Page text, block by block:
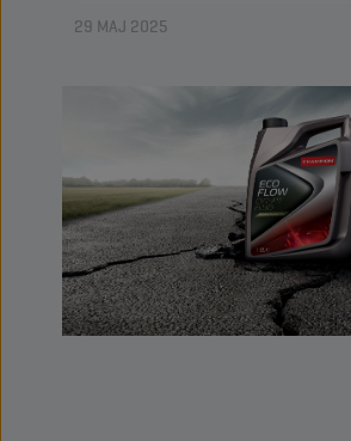
wyzwań operacyjnych. Przy ponad
firma Champion stała się
doskonałe wsparcie logistyczne
29 MAJ 2025